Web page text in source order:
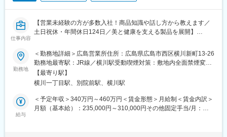
制）と、プライベートとの両立がしやすい勤務環境です。勤務終
了後はタクシーでの帰宅も可能なため、安心して働けます。
■自由度：
髪型や服装に制限はなく、正社員として勤務しながらも自分らし
いスタイルでお仕事をしていただけます。
【ウェルビーメディックサービスとは】
ウェルビーグループが展開している会員制の医療サポートサービ
スです。
仕事内容
【営業未経験の方が多数入社！商品知識や話し方から教えます／
土日祝休・年間休日124日／美と健康を支える製品を展開】
美と健康の総合メーカーである当社のマッサージチェア等の営業
として下記業務をお任せします。
■具体的には：
・商品提案・拡販商談 ※新規開拓はありません
・イベントの提案・および実施
・アルバイトスタッフ管理
★営業先は家電量販となりますので、皆さんご存知のお店をお任
勤務地
＜勤務地詳細＞広島営業所住所：広島県広島市西区横川新町13-26
勤務地最寄駅：JR線／横川駅受動喫煙対策：敷地内全面禁煙変更
の範囲：会社の定める事業所
【最寄り駅】
横川一丁目駅、別院前駅、横川駅
給与
＜予定年収＞340万円～460万円＜賃金形態＞月給制＜賃金内訳＞
月額（基本給）：235,000円～310,000円その他固定手当/月：